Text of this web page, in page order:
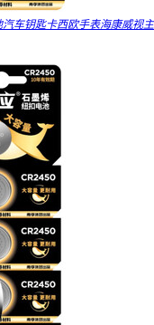
车钥匙卡西欧手表海康威视主